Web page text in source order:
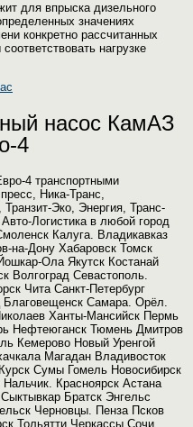
для впрыска дизельного
значениях
конкретно рассчитанных
нагрузке
насос КамАЗ
4
4 транспортными
Ника-Транс,
Эко, Энергия, Транс-
Логистика в любой город
Калуга. Владикавказ
на-Дону Хабаровск Томск
Ола Якутск Костанай
Волгоград Севастополь.
Чита Санкт-Петербург
Благовещенск Самара. Орёл.
Ханты-Мансийск Пермь
Нефтеюганск Тюмень Дмитров
Кемерово Новый Уренгой
Магадан Владивосток
Сумы Гомель Новосибирск
Красноярск Астана
Братск Энгельс
Черновцы. Пенза Псков
Тольятти Черкассы Сочи